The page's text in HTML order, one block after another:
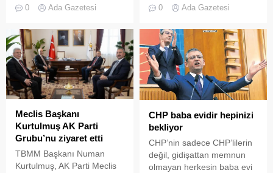
tuttuğunu belirten
bilmiyorum. Sistem mi
değiştireceksin. Ne
değiştirirsen değiştir, ama
emin ol bizimle anayasa
değiştiremeyeceksin” dedi.
0 Ada Gazetesi 0 Ada Gazetesi
Meclis Başkanı
Kurtulmuş AK Parti
Grubu’nu ziyaret etti
TBMM Başkanı Numan
Kurtulmuş, AK Parti Meclis
CHP baba evidir hepinizi
bekliyor
CHP’nin sadece CHP’lilerin
değil, gidişattan memnun
olmayan herkesin baba evi